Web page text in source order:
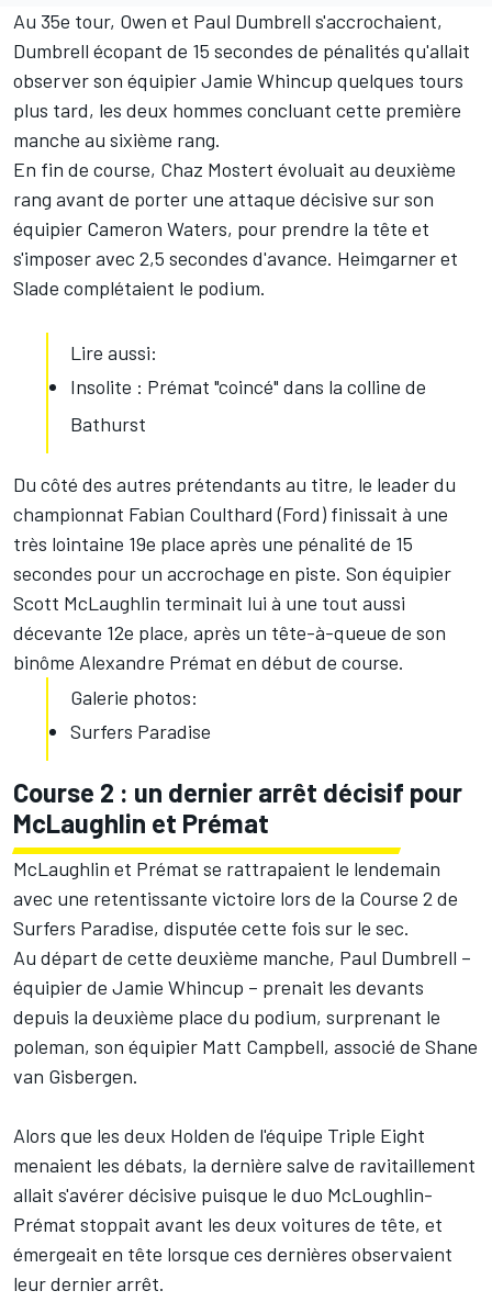
Au 35e tour, Owen et Paul Dumbrell s'accrochaient,
Dumbrell écopant de 15 secondes de pénalités qu'allait
observer son équipier Jamie Whincup quelques tours
plus tard, les deux hommes concluant cette première
manche au sixième rang.
En fin de course, Chaz Mostert évoluait au deuxième
rang avant de porter une attaque décisive sur son
équipier Cameron Waters, pour prendre la tête et
s'imposer avec 2,5 secondes d'avance. Heimgarner et
Slade complétaient le podium.
Lire aussi:
Insolite : Prémat "coincé" dans la colline de
Bathurst
Du côté des autres prétendants au titre, le leader du
championnat Fabian Coulthard (Ford) finissait à une
très lointaine 19e place après une pénalité de 15
secondes pour un accrochage en piste. Son équipier
Scott McLaughlin terminait lui à une tout aussi
décevante 12e place, après un tête-à-queue de son
binôme Alexandre Prémat en début de course.
Galerie photos:
Surfers Paradise
Course 2 : un dernier arrêt décisif pour
McLaughlin et Prémat
McLaughlin et Prémat se rattrapaient le lendemain
avec une retentissante victoire lors de la Course 2 de
Surfers Paradise, disputée cette fois sur le sec.
Au départ de cette deuxième manche, Paul Dumbrell –
équipier de Jamie Whincup – prenait les devants
depuis la deuxième place du podium, surprenant le
poleman, son équipier Matt Campbell, associé de Shane
van Gisbergen.
Alors que les deux Holden de l'équipe Triple Eight
menaient les débats, la dernière salve de ravitaillement
allait s'avérer décisive puisque le duo McLoughlin-
Prémat stoppait avant les deux voitures de tête, et
émergeait en tête lorsque ces dernières observaient
leur dernier arrêt.